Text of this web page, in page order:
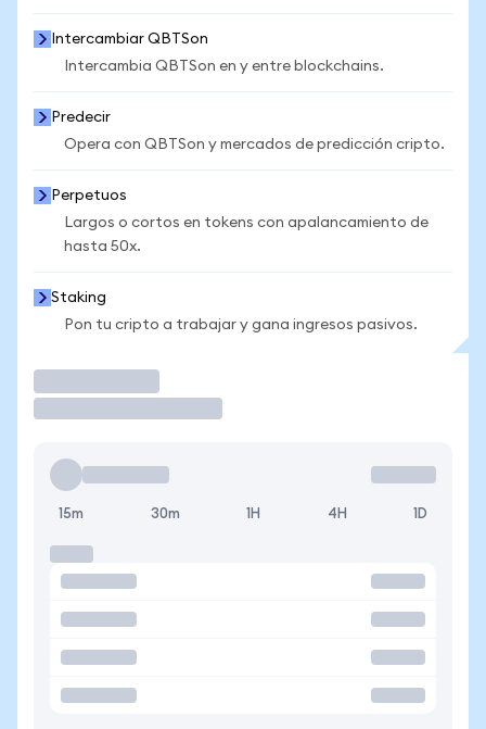
Intercambiar QBTSon
Intercambia QBTSon en y entre blockchains.
Predecir
Opera con QBTSon y mercados de predicción cripto.
Perpetuos
Largos o cortos en tokens con apalancamiento de
hasta 50x.
Staking
Pon tu cripto a trabajar y gana ingresos pasivos.
15m 30m 1H 4H 1D